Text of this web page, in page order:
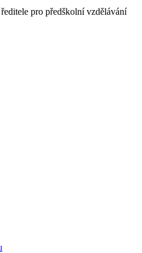
ředitele pro předškolní vzdělávání